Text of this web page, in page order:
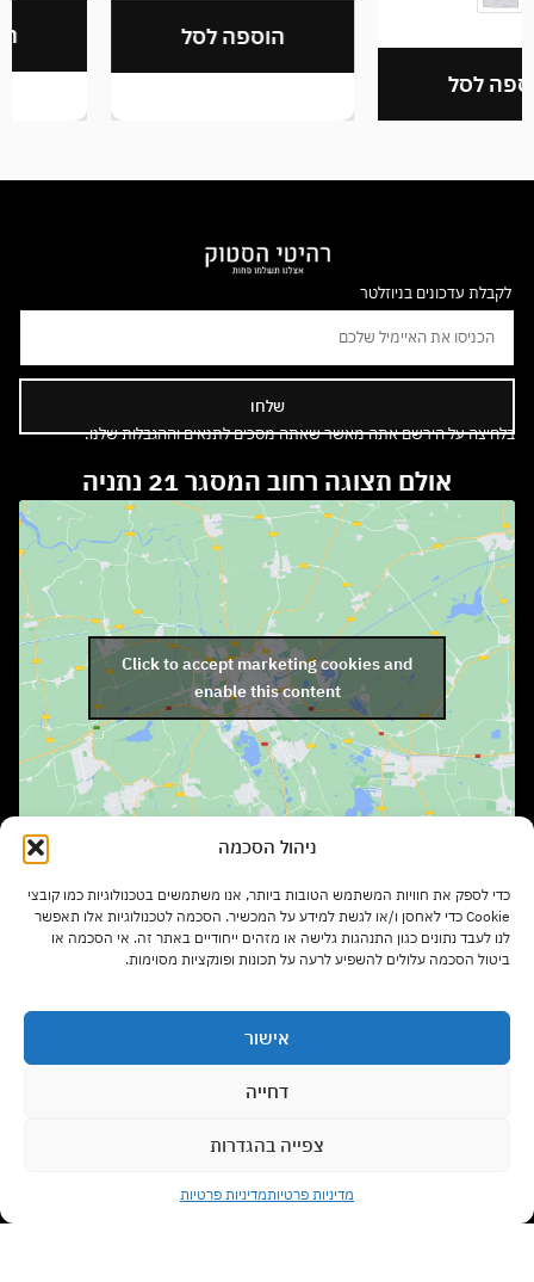
ניהול הסכמה
כדי לספק את חוויות המשתמש הטובות ביותר, אנו משתמשים בטכנולוגיות כמו קובצי
Cookie כדי לאחסן ו/או לגשת למידע על המכשיר. הסכמה לטכנולוגיות אלו תאפשר
לנו לעבד נתונים כגון התנהגות גלישה או מזהים ייחודיים באתר זה. אי הסכמה או
ביטול הסכמה עלולים להשפיע לרעה על תכונות ופונקציות מסוימות.
אישור
דחייה
צפייה בהגדרות
מדיניות פרטיותמדיניות פרטיות
הוספה לסל
לקבלת עדכונים בניוזלטר
שלחו
בלחיצה על הירשם אתה מאשר שאתה מסכים לתנאים וההגבלות שלנו.
אולם תצוגה רחוב המסגר 21 נתניה
Click to accept marketing cookies and
enable this content
ימים א' – ה' בשעות 9:00 – 17:00
יום ו' בשעות 9:00 – 13:00